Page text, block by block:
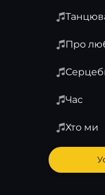
Про
Час
Хто ми